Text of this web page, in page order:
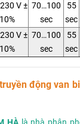
V ±
10%
70…100
sec
55
sec
V ±
10%
70…100
sec
55
sec
động van